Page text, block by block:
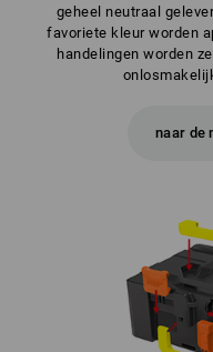
geheel neutraal
favoriete kleur worden
handelingen worden
naar de